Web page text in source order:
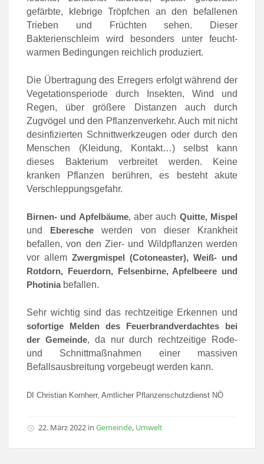
gefärbte, klebrige Tröpfchen an den befallenen
Trieben und Früchten sehen. Dieser
Bakterienschleim wird besonders unter feucht-
warmen Bedingungen reichlich produziert.
Die Übertragung des Erregers erfolgt während der
Vegetationsperiode durch Insekten, Wind und
Regen, über größere Distanzen auch durch
Zugvögel und den Pflanzenverkehr. Auch mit nicht
desinfizierten Schnittwerkzeugen oder durch den
Menschen (Kleidung, Kontakt…) selbst kann
dieses Bakterium verbreitet werden. Keine
kranken Pflanzen berühren, es besteht akute
Verschleppungsgefahr.
Birnen- und Apfelbäume, aber auch Quitte, Mispel
und Eberesche werden von dieser Krankheit
befallen, von den Zier- und Wildpflanzen werden
vor allem Zwergmispel (Cotoneaster), Weiß- und
Rotdorn, Feuerdorn, Felsenbirne, Apfelbeere und
Photiniabefallen.
Sehr wichtig sind das rechtzeitige Erkennen und
sofortige Melden des Feuerbrandverdachtes bei
der Gemeinde, da nur durch rechtzeitige Rode-
und Schnittmaßnahmen einer massiven
Befallsausbreitung vorgebeugt werden kann.
DI Christian Kornherr, Amtlicher Pflanzenschutzdienst NÖ
22. März 2022 in Gemeinde, Umwelt